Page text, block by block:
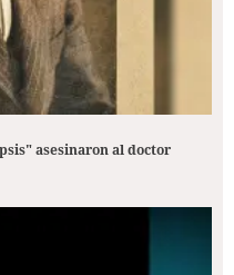
asesinaron al doctor